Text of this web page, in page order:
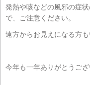
発熱や咳などの風邪の症
で、ご注意ください。
遠方からお見えになる方
今年も一年ありがとうご